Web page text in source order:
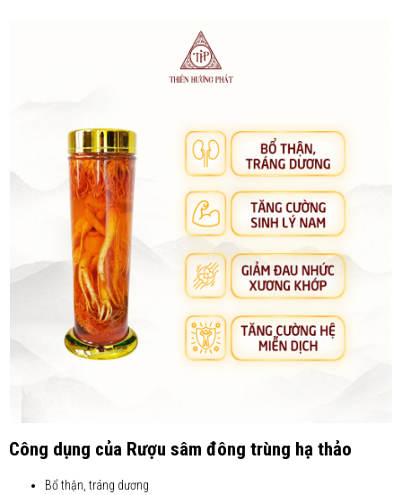
Công dụng của Rượu sâm đông trùng hạ thảo
Bổ thận, tráng dương